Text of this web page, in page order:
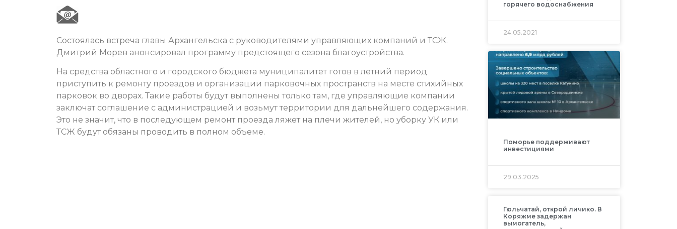
Состоялась встреча главы Архангельска с руководителями управляющих компаний и ТСЖ.
Дмитрий Морев анонсировал программу предстоящего сезона благоустройства.
На средства областного и городского бюджета муниципалитет готов в летний период
приступить к ремонту проездов и организации парковочных пространств на месте стихийных
парковок во дворах. Такие работы будут выполнены только там, где управляющие компании
заключат соглашение с администрацией и возьмут территории для дальнейшего содержания.
Это не значит, что в последующем ремонт проезда ляжет на плечи жителей, но уборку УК или
ТСЖ будут обязаны проводить в полном объеме.
горячего водоснабжения
24.05.2021
Поморье поддерживают
инвестициями
29.03.2025
Гюльчатай, открой личико. В
Коряжме задержан
вымогатель,